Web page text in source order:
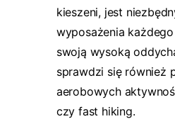
kieszeni, jest
wyposażenia
swoją wysoką
sprawdzi się również
aerobowych
czy fast hiking.